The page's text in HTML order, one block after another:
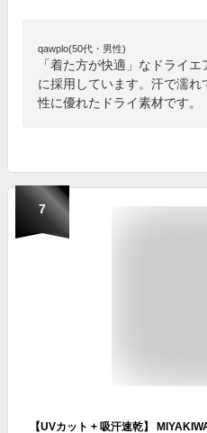
qawplo(50代・男性)
「着た方が快適」なドライ
に採用しています。汗で濡
性に優れたドライ素材です。
7